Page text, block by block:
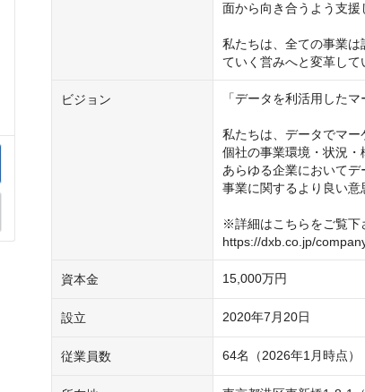
面から向き合うよう支援
私たちは、全ての事業
ていく営みへと変革して
ビジョン 「データを利活用した
私たちは、データでマー
個社の事業環境・状況・
あらゆる企業においてデ
事業に関するより良い意
※詳細はこちらをご覧下
https://dxb.co.jp/
資本金 15,000万円
設立 2020年7月20日
従業員数 64名（2026年1月時点）